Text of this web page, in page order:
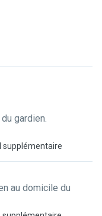
gardien.
supplémentaire
au domicile du